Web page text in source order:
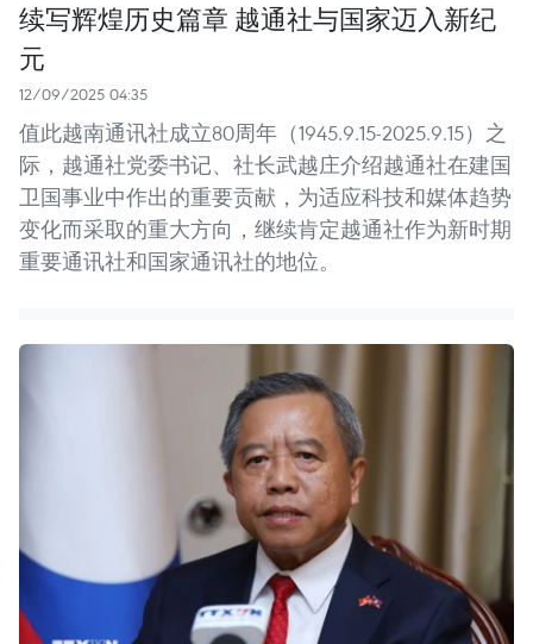
续写辉煌历史篇章 越通社与国家迈入新纪
元
12/09/2025 04:35
值此越南通讯社成立80周年（1945.9.15-2025.9.15）之
际，越通社党委书记、社长武越庄介绍越通社在建国
卫国事业中作出的重要贡献，为适应科技和媒体趋势
变化而采取的重大方向，继续肯定越通社作为新时期
重要通讯社和国家通讯社的地位。